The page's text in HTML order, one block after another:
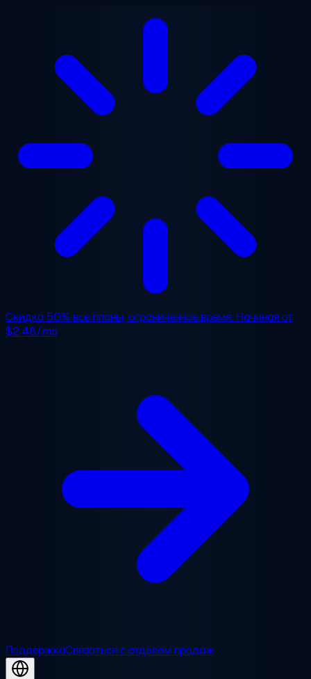
Перейти к основному содержанию
Скидка 50% все планы, ограниченное время. Начиная от
$2.48/mo
ПоддержкаСвязаться с отделом продаж